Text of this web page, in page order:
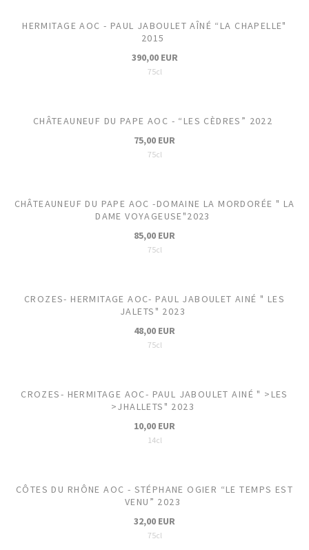
HERMITAGE AOC - PAUL JABOULET AÎNÉ “LA CHAPELLE"
2015
390,00 EUR
75cl
CHÂTEAUNEUF DU PAPE AOC - “LES CÈDRES” 2022
75,00 EUR
75cl
CHÂTEAUNEUF DU PAPE AOC -DOMAINE LA MORDORÉE " LA
DAME VOYAGEUSE"2023
85,00 EUR
75cl
CROZES- HERMITAGE AOC- PAUL JABOULET AINÉ " LES
JALETS" 2023
48,00 EUR
75cl
CROZES- HERMITAGE AOC- PAUL JABOULET AINÉ " >LES
>JHALLETS" 2023
10,00 EUR
14cl
CÔTES DU RHÔNE AOC - STÉPHANE OGIER “LE TEMPS EST
VENU” 2023
32,00 EUR
75cl